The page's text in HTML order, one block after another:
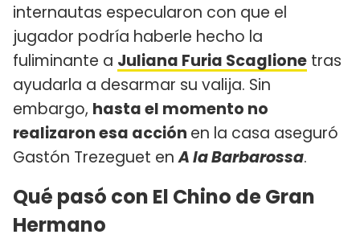
internautas especularon con que el
jugador podría haberle hecho la
fuliminante a Juliana Furia Scaglione tras
ayudarla a desarmar su valija. Sin
embargo, hasta el momento no
realizaron esa acción en la casa aseguró
Gastón Trezeguet enA la Barbarossa.
Qué pasó con El Chino de Gran
Hermano